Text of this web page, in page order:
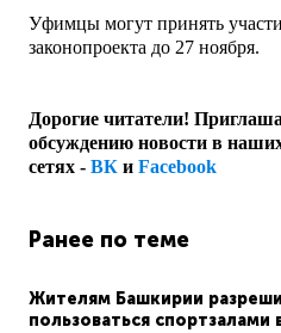
Уфимцы могут принять
законопроекта до 27 ноября.
Дорогие читатели!
обсуждению новости в
сетях - ВК и Facebook
Ранее по теме
Жителям Башкирии
пользоваться спортзалами